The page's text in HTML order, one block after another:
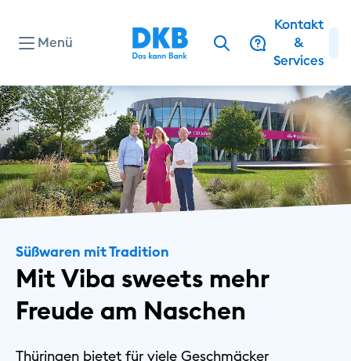
Menü
Kontakt
&
Services
Wohnungswirtschaft
Erneuerbare Energien
Freie Berufe
Sozialwirtschaft
Süßwaren mit Tradition
Mit Viba sweets mehr
Freude am Naschen
Thüringen bietet für viele Geschmäcker